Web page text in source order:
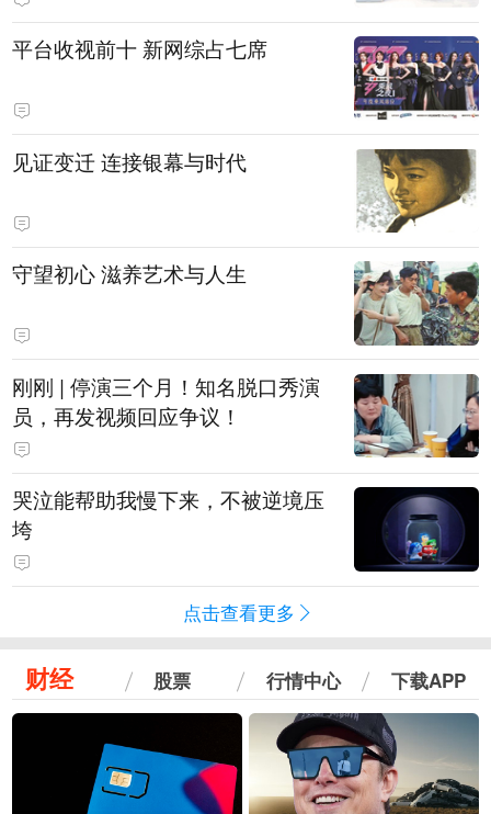
平台收视前十 新网综占七席
见证变迁 连接银幕与时代
守望初心 滋养艺术与人生
刚刚 | 停演三个月！知名脱口秀演
员，再发视频回应争议！
哭泣能帮助我慢下来，不被逆境压
垮
点击查看更多
财经 股票 行情中心 下载APP